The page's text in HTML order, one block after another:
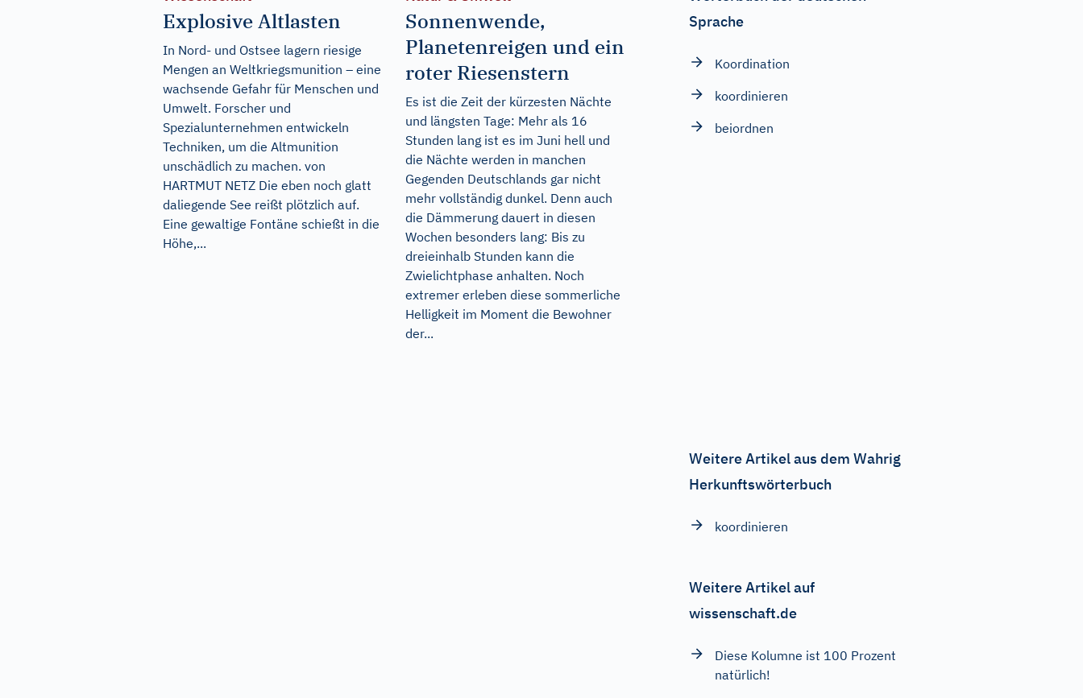
Explosive Altlasten
In Nord- und Ostsee lagern riesige
Mengen an Weltkriegsmunition – eine
wachsende Gefahr für Menschen und
Umwelt. Forscher und
Spezialunternehmen entwickeln
Techniken, um die Altmunition
unschädlich zu machen. von
HARTMUT NETZ Die eben noch glatt
daliegende See reißt plötzlich auf.
Eine gewaltige Fontäne schießt in die
Höhe,...
Sonnenwende,
Planetenreigen und ein
roter Riesenstern
Es ist die Zeit der kürzesten Nächte
und längsten Tage: Mehr als 16
Stunden lang ist es im Juni hell und
die Nächte werden in manchen
Gegenden Deutschlands gar nicht
mehr vollständig dunkel. Denn auch
die Dämmerung dauert in diesen
Wochen besonders lang: Bis zu
dreieinhalb Stunden kann die
Zwielichtphase anhalten. Noch
extremer erleben diese sommerliche
Helligkeit im Moment die Bewohner
der...
Sprache
Koordination
koordinieren
beiordnen
Weitere Artikel aus dem Wahrig
Herkunftswörterbuch
koordinieren
Weitere Artikel auf
wissenschaft.de
Diese Kolumne ist 100 Prozent
natürlich!